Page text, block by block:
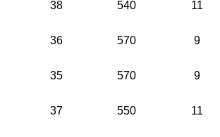
38 540 11
36 570 9
35 570 9
37 550 11